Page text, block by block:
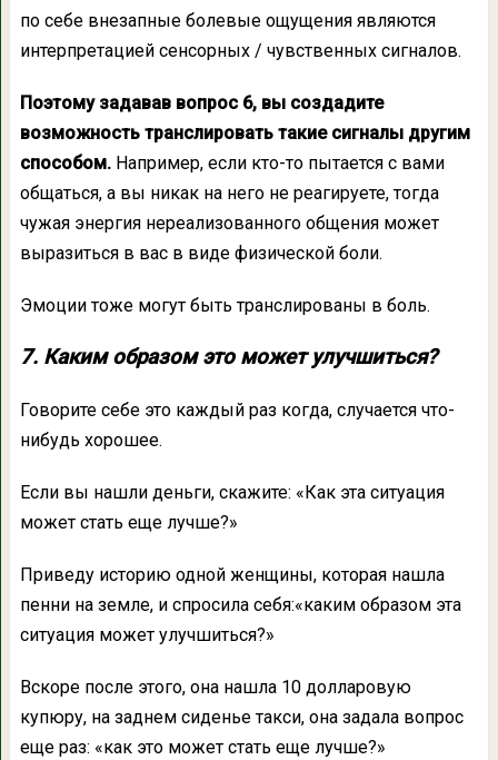
по себе внезапные болевые ощущения являются
интерпретацией сенсорных / чувственных сигналов.
Поэтому задавав вопрос 6, вы создадите
возможность транслировать такие сигналы другим
способом.Например, если кто-то пытается с вами
общаться, а вы никак на него не реагируете, тогда
чужая энергия нереализованного общения может
выразиться в вас в виде физической боли.
Эмоции тоже могут быть транслированы в боль.
7. Каким образом это может улучшиться?
Говорите себе это каждый раз когда, случается что-
нибудь хорошее.
Если вы нашли деньги, скажите: «Как эта ситуация
может стать еще лучше?»
Приведу историю одной женщины, которая нашла
пенни на земле, и спросила себя:«каким образом эта
ситуация может улучшиться?»
Вскоре после этого, она нашла 10 долларовую
купюру, на заднем сиденье такси, она задала вопрос
еще раз: «как это может стать еще лучше?»